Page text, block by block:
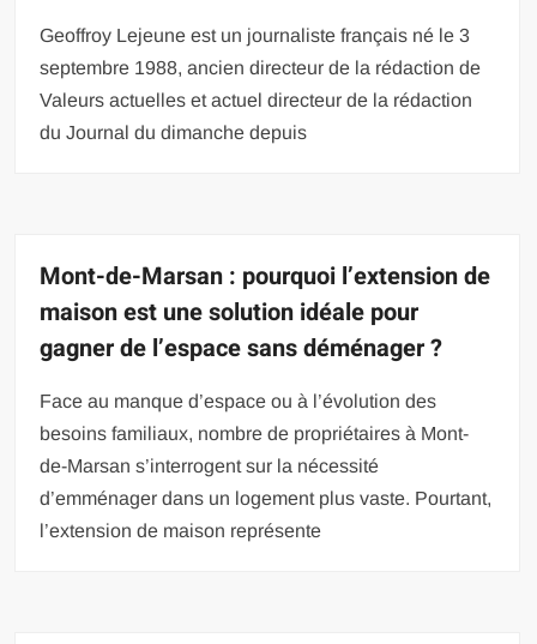
Geoffroy Lejeune est un journaliste français né le 3
septembre 1988, ancien directeur de la rédaction de
Valeurs actuelles et actuel directeur de la rédaction
du Journal du dimanche depuis
Mont-de-Marsan : pourquoi l’extension de
maison est une solution idéale pour
gagner de l’espace sans déménager ?
Face au manque d’espace ou à l’évolution des
besoins familiaux, nombre de propriétaires à Mont-
de-Marsan s’interrogent sur la nécessité
d’emménager dans un logement plus vaste. Pourtant,
l’extension de maison représente